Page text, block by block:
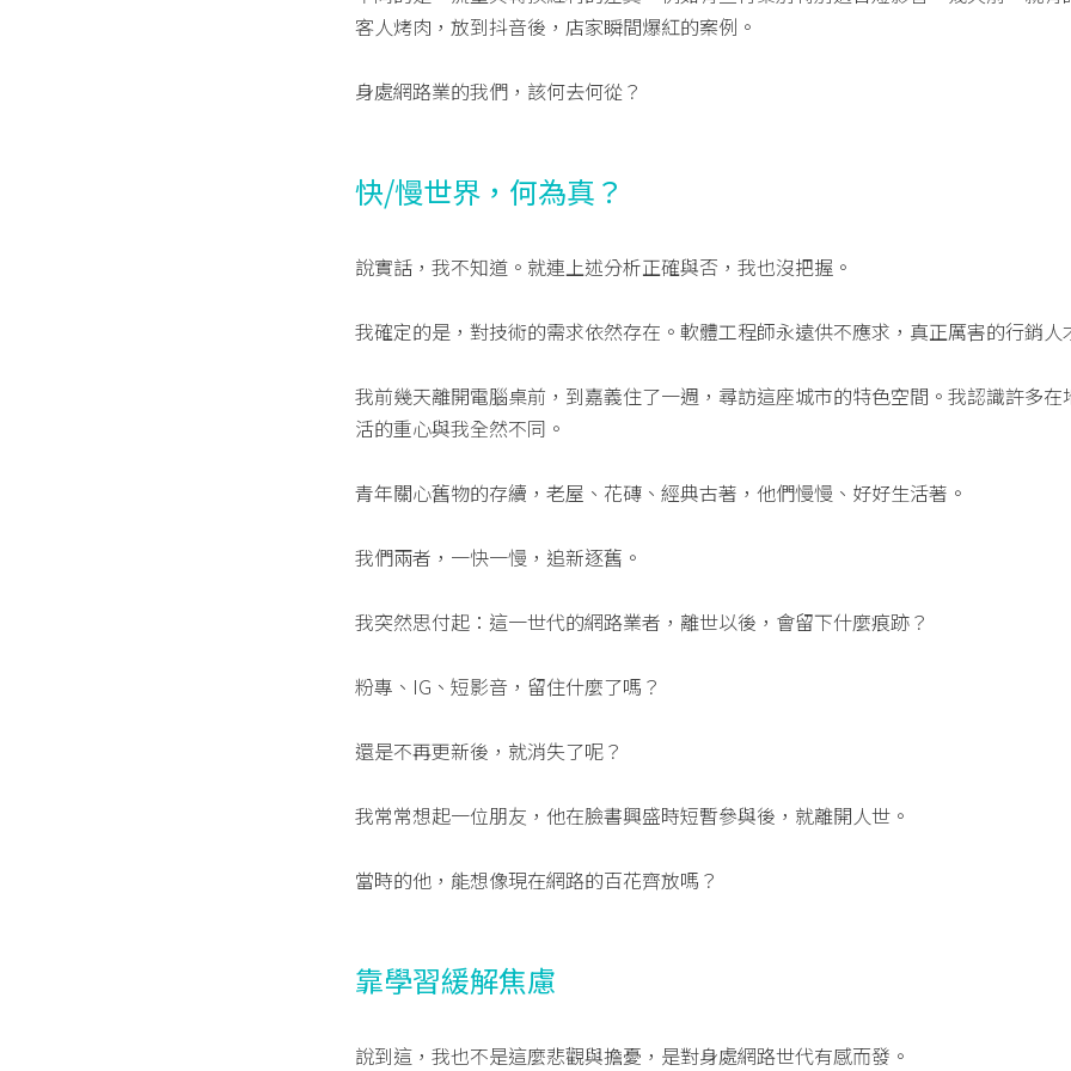
客人烤肉，放到抖音後，店家瞬間爆紅的案例。
身處網路業的我們，該何去何從？
快/慢世界，何為真？
說實話，我不知道。就連上述分析正確與否，我也沒把握。
我確定的是，對技術的需求依然存在。軟體工程師永遠供不應求，真正厲害的行銷人
我前幾天離開電腦桌前，到嘉義住了一週，尋訪這座城市的特色空間。我認識許多在
活的重心與我全然不同。
青年關心舊物的存續，老屋、花磚、經典古著，他們慢慢、好好生活著。
我們兩者，一快一慢，追新逐舊。
我突然思付起：這一世代的網路業者，離世以後，會留下什麼痕跡？
粉專、IG、短影音，留住什麼了嗎？
還是不再更新後，就消失了呢？
我常常想起一位朋友，他在臉書興盛時短暫參與後，就離開人世。
當時的他，能想像現在網路的百花齊放嗎？
靠學習緩解焦慮
說到這，我也不是這麼悲觀與擔憂，是對身處網路世代有感而發。